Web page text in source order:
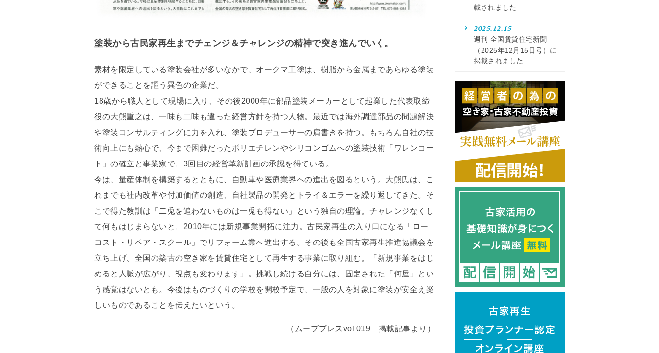
塗装から古民家再生までチェンジ＆チャレンジの精神で突き進んでいく。
素材を限定している塗装会社が多いなかで、オークマ工塗は、樹脂から金属まであらゆる塗装
ができることを謳う異色の企業だ。
18歳から職人として現場に入り、その後2000年に部品塗装メーカーとして起業した代表取締
役の大熊重之は、一味も二味も違った経営方針を持つ人物。最近では海外調達部品の問題解決
や塗装コンサルティングに力を入れ、塗装プロデューサーの肩書きを持つ。もちろん自社の技
術向上にも熱心で、今まで困難だったポリエチレンやシリコンゴムへの塗装技術「ワレンコー
ト」の確立と事業家で、3回目の経営革新計画の承認を得ている。
今は、量産体制を構築するとともに、自動車や医療業界への進出を図るという。大熊氏は、こ
れまでも社内改革や付加価値の創造、自社製品の開発とトライ＆エラーを繰り返してきた。そ
こで得た教訓は「二兎を追わないものは一兎も得ない」という独自の理論。チャレンジなくし
て何もはじまらないと、2010年には新規事業開拓に注力。古民家再生の入り口になる「ロー
コスト・リペア・スクール」でリフォーム業へ進出する。その後も全国古家再生推進協議会を
立ち上げ、全国の築古の空き家を賃貸住宅として再生する事業に取り組む。「新規事業をはじ
めると人脈が広がり、視点も変わります」。挑戦し続ける自分には、固定された「何屋」とい
う感覚はないとも。今後はものづくりの学校を開校予定で、一般の人を対象に塗装が安全え楽
しいものであることを伝えたいという。
（ムーブプレスvol.019 掲載記事より）
載されました
2025.12.15
週刊 全国賃貸住宅新聞
（2025年12月15日号）に
掲載されました